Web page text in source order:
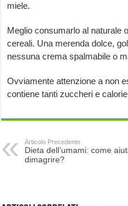
miele.
Meglio consumarlo al naturale
cereali. Una merenda dolce,
nessuna crema spalmabile o
Ovviamente attenzione a non
contiene tanti zuccheri e
Articolo Precedente
Dieta dell’umami: come
dimagrire?